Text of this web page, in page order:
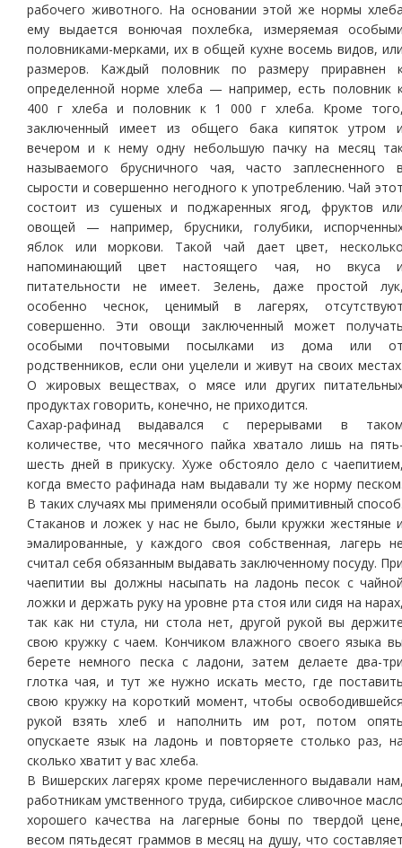
рабочего животного. На основании этой же нормы
ему выдается вонючая похлебка, измеряемая
половниками-мерками, их в общей кухне восемь видов,
размеров. Каждый половник по размеру приравнен
определенной норме хлеба — например, есть половник
400 г хлеба и половник к 1 000 г хлеба. Кроме
заключенный имеет из общего бака кипяток утром
вечером и к нему одну небольшую пачку на месяц
называемого брусничного чая, часто заплесненного
сырости и совершенно негодного к употреблению. Чай
состоит из сушеных и поджаренных ягод, фруктов
овощей — например, брусники, голубики,
яблок или моркови. Такой чай дает цвет,
напоминающий цвет настоящего чая, но вкуса
питательности не имеет. Зелень, даже простой
особенно чеснок, ценимый в лагерях,
совершенно. Эти овощи заключенный может
особыми почтовыми посылками из дома или
родственников, если они уцелели и живут на своих
О жировых веществах, о мясе или других
продуктах говорить, конечно, не приходится.
Сахар-рафинад выдавался с перерывами в
количестве, что месячного пайка хватало лишь на
шесть дней в прикуску. Хуже обстояло дело с
когда вместо рафинада нам выдавали ту же норму
В таких случаях мы применяли особый примитивный
Стаканов и ложек у нас не было, были кружки жестяные
эмалированные, у каждого своя собственная, лагерь
считал себя обязанным выдавать заключенному посуду.
чаепитии вы должны насыпать на ладонь песок с
ложки и держать руку на уровне рта стоя или сидя на
так как ни стула, ни стола нет, другой рукой вы
свою кружку с чаем. Кончиком влажного своего языка
берете немного песка с ладони, затем делаете два-
глотка чая, и тут же нужно искать место, где
свою кружку на короткий момент, чтобы
рукой взять хлеб и наполнить им рот, потом
опускаете язык на ладонь и повторяете столько раз,
сколько хватит у вас хлеба.
В Вишерских лагерях кроме перечисленного выдавали
работникам умственного труда, сибирское сливочное
хорошего качества на лагерные боны по твердой
весом пятьдесят граммов в месяц на душу, что